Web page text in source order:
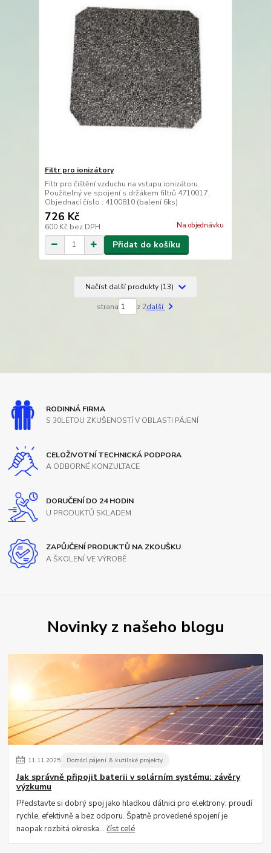
Filtr pro ionizátory
Filtr pro čištění vzduchu na vstupu ionizátoru.
Použitelný ve spojení s držákem filtrů 4710017.
Objednací číslo : 4100810 (balení 6ks)
726 Kč
600 Kč bez DPH Na objednávku
Přidat do košíku
Načíst další produkty (13)
strana z 2další
RODINNÁ FIRMA
S 30LETOU ZKUŠENOSTÍ V OBLASTI PÁJENÍ
CELOŽIVOTNÍ TECHNICKÁ PODPORA
A ODBORNÉ KONZULTACE
DORUČENÍ DO 24 HODIN
U PRODUKTŮ SKLADEM
ZAPŮJČENÍ PRODUKTŮ NA ZKOUŠKU
A ŠKOLENÍ VE VÝROBĚ
Novinky z našeho blogu
11.11.2025 Domácí pájení & kutilské projekty
Jak správně připojit baterii v solárním systému: závěry
výzkumu
Představte si dobrý spoj jako hladkou dálnici pro elektrony: proudí
rychle, efektivně a bez odporu. Špatně provedené spojení je
naopak rozbitá okreska...číst celé